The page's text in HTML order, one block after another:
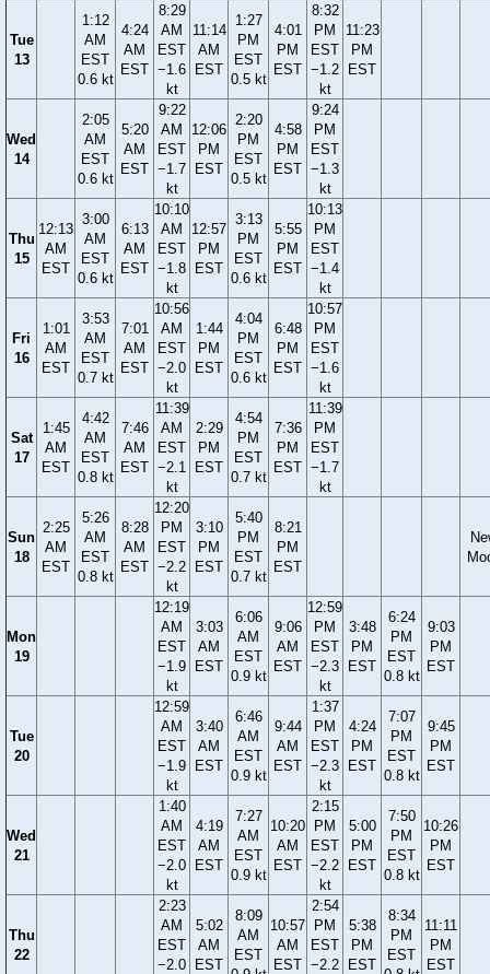
Tue
13
1:12
AM
EST
0.6 kt
4:24
AM
EST
8:29
AM
EST
−1.6
kt
11:14
AM
EST
1:27
PM
EST
0.5 kt
4:01
PM
EST
8:32
PM
EST
−1.2
kt
11:23
PM
EST
Wed
14
2:05
AM
EST
0.6 kt
5:20
AM
EST
9:22
AM
EST
−1.7
kt
12:06
PM
EST
2:20
PM
EST
0.5 kt
4:58
PM
EST
9:24
PM
EST
−1.3
kt
Thu
15
12:13
AM
EST
3:00
AM
EST
0.6 kt
6:13
AM
EST
10:10
AM
EST
−1.8
kt
12:57
PM
EST
3:13
PM
EST
0.6 kt
5:55
PM
EST
10:13
PM
EST
−1.4
kt
Fri
16
1:01
AM
EST
3:53
AM
EST
0.7 kt
7:01
AM
EST
10:56
AM
EST
−2.0
kt
1:44
PM
EST
4:04
PM
EST
0.6 kt
6:48
PM
EST
10:57
PM
EST
−1.6
kt
Sat
17
1:45
AM
EST
4:42
AM
EST
0.8 kt
7:46
AM
EST
11:39
AM
EST
−2.1
kt
2:29
PM
EST
4:54
PM
EST
0.7 kt
7:36
PM
EST
11:39
PM
EST
−1.7
kt
Sun
18
2:25
AM
EST
5:26
AM
EST
0.8 kt
8:28
AM
EST
12:20
PM
EST
−2.2
kt
3:10
PM
EST
5:40
PM
EST
0.7 kt
8:21
PM
EST
Mon
19
12:19
AM
EST
−1.9
kt
3:03
AM
EST
6:06
AM
EST
0.9 kt
9:06
AM
EST
12:59
PM
EST
−2.3
kt
3:48
PM
EST
6:24
PM
EST
0.8 kt
9:03
PM
EST
Tue
20
12:59
AM
EST
−1.9
kt
3:40
AM
EST
6:46
AM
EST
0.9 kt
9:44
AM
EST
1:37
PM
EST
−2.3
kt
4:24
PM
EST
7:07
PM
EST
0.8 kt
9:45
PM
EST
Wed
21
1:40
AM
EST
−2.0
kt
4:19
AM
EST
7:27
AM
EST
0.9 kt
10:20
AM
EST
2:15
PM
EST
−2.2
kt
5:00
PM
EST
7:50
PM
EST
0.8 kt
10:26
PM
EST
Thu
22
2:23
AM
EST
−2.0
5:02
AM
EST
8:09
AM
EST
10:57
AM
EST
2:54
PM
EST
−2.2
5:38
PM
EST
8:34
PM
EST
11:11
PM
EST